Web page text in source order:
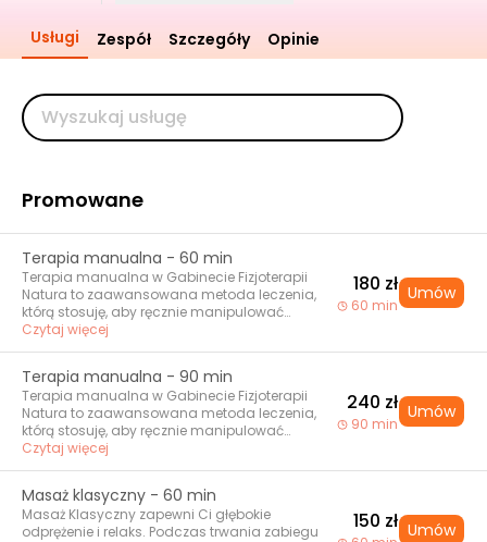
Usługi Zespół Szczegóły Opinie
Promowane
Terapia manualna - 60 min
Terapia manualna w Gabinecie Fizjoterapii
Natura to zaawansowana metoda leczenia,
którą stosuję, aby ręcznie manipulować
tkankami miękkimi i stawami, redukując ból i
pinoterapia, sucha igłoterapia (Dry Needling)
oraz terapia powłok brzusznych. Dzięki
profesjonalnemu podejściu i tytułowi terapeuty
manualnego w koncepcji FRSc, skutecznie
pomagam w leczeniu bólu kręgosłupa,
stawów, mięśni oraz migren. Moje usługi
przyniosły ulgę wielu klientom, którzy teraz
cieszą się lepszą jakością życia.
Czytaj więcej
180 zł
60 min
Umów
Terapia manualna - 90 min
Terapia manualna w Gabinecie Fizjoterapii
Natura to zaawansowana metoda leczenia,
którą stosuję, aby ręcznie manipulować
tkankami miękkimi i stawami, redukując ból i
pinoterapia, sucha igłoterapia (Dry Needling)
oraz terapia powłok brzusznych. Dzięki
profesjonalnemu podejściu i tytułowi terapeuty
Czytaj więcej
240 zł
90 min
Umów
Masaż klasyczny - 60 min
Masaż Klasyczny zapewni Ci głębokie
odprężenie i relaks. Podczas trwania zabiegu
150 zł Umów